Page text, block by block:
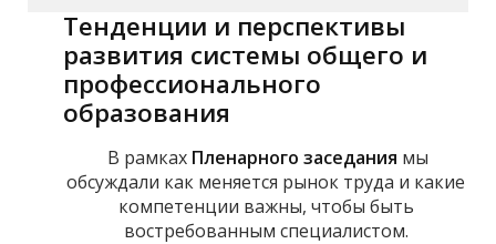
Тенденции и перспективы
развития системы общего и
профессионального
образования
В рамках Пленарного заседания мы
обсуждали как меняется рынок труда и какие
компетенции важны, чтобы быть
востребованным специалистом.